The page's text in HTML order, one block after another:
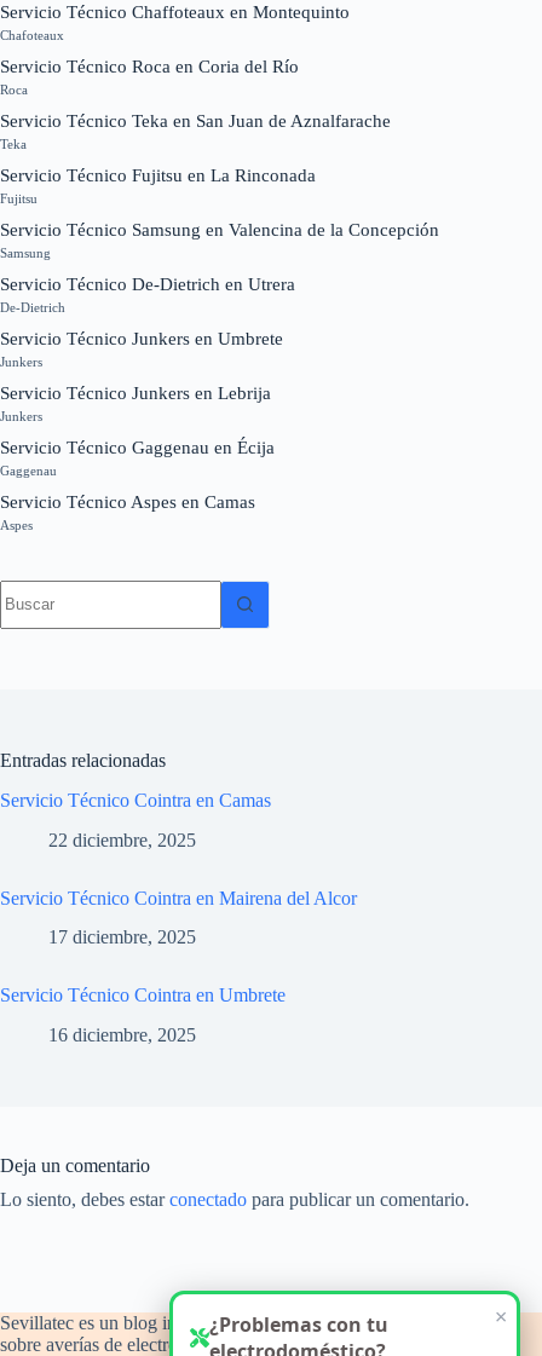
Servicio Técnico Chaffoteaux en Montequinto
Chafoteaux
Servicio Técnico Roca en Coria del Río
Roca
Servicio Técnico Teka en San Juan de Aznalfarache
Teka
Servicio Técnico Fujitsu en La Rinconada
Fujitsu
Servicio Técnico Samsung en Valencina de la Concepción
Samsung
Servicio Técnico De-Dietrich en Utrera
De-Dietrich
Servicio Técnico Junkers en Umbrete
Junkers
Servicio Técnico Junkers en Lebrija
Junkers
Servicio Técnico Gaggenau en Écija
Gaggenau
Servicio Técnico Aspes en Camas
Aspes
resultados
Entradas relacionadas
Servicio Técnico Cointra en Camas
22 diciembre, 2025
Servicio Técnico Cointra en Mairena del Alcor
17 diciembre, 2025
Servicio Técnico Cointra en Umbrete
16 diciembre, 2025
Deja un comentario
Lo siento, debes estarconectado para publicar un comentario.
Sevillatec es un blog informativo y de orientación técnica
sobre averías de electrodomésticos del hogar, con atención a
×
¿Problemas con tu